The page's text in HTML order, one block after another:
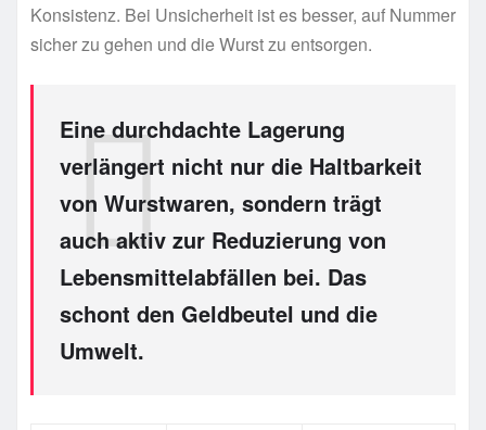
Konsistenz. Bei Unsicherheit ist es besser, auf Nummer
sicher zu gehen und die Wurst zu entsorgen.
Eine durchdachte Lagerung
verlängert nicht nur die Haltbarkeit
von Wurstwaren, sondern trägt
auch aktiv zur Reduzierung von
Lebensmittelabfällen bei. Das
schont den Geldbeutel und die
Umwelt.